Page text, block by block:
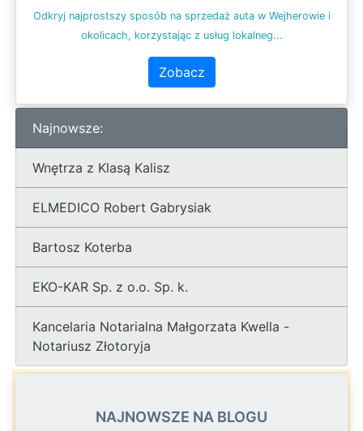
Odkryj najprostszy sposób na sprzedaż auta w Wejherowie i
okolicach, korzystając z usług lokalneg...
Zobacz
Najnowsze:
Wnętrza z Klasą Kalisz
ELMEDICO Robert Gabrysiak
Bartosz Koterba
EKO-KAR Sp. z o.o. Sp. k.
Kancelaria Notarialna Małgorzata Kwella -
Notariusz Złotoryja
NAJNOWSZE NA BLOGU